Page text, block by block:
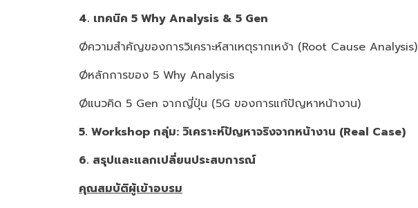
4. เทคนิค 5 Why Analysis & 5 Gen
Øความสำคัญของการวิเคราะห์สาเหตุรากเหง้า (Root Cause Analysis)
Øหลักการของ 5 Why Analysis
Øแนวคิด 5 Gen จากญี่ปุ่น (5G ของการแก้ปัญหาหน้างาน)
5. Workshop กลุ่ม: วิเคราะห์ปัญหาจริงจากหน้างาน (Real Case)
6. สรุปและแลกเปลี่ยนประสบการณ์
คุณสมบัติผู้เข้าอบรม